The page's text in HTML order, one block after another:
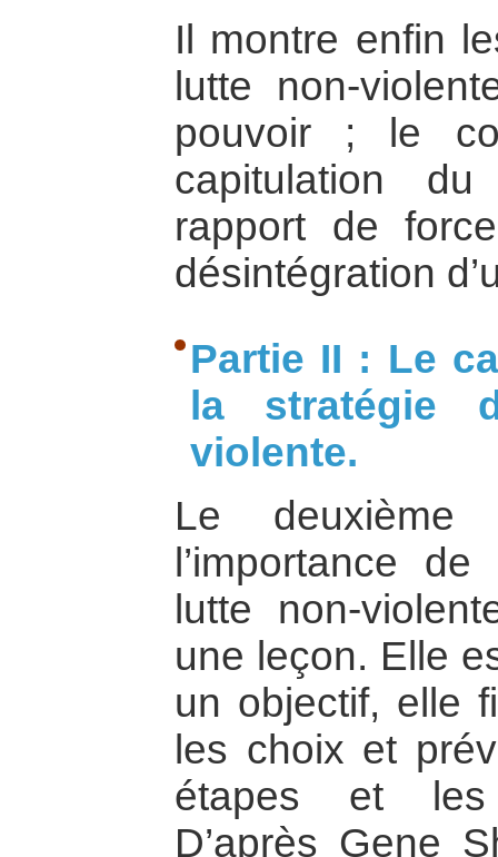
Il montre enfin
lutte non-
pouvoir ; le
capitulation
rapport de
désintégration
Partie II : Le
la stratégie
violente.
Le
l’importance
lutte non-
une leçon. Elle
un objectif, elle
les choix et
étapes et les
D’après Gene